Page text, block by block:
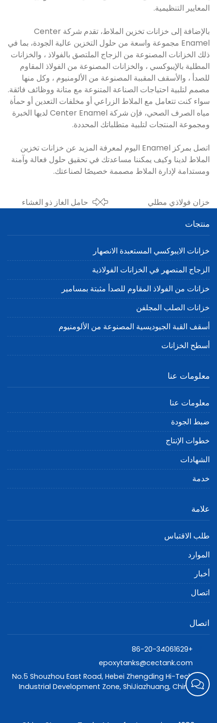
المعايير التنظيمية.
بالإضافة إلى خزانات تخزين الملاط، تقدم شركة Center
Enamel مجموعة واسعة من حلول التخزين عالية الجودة، بما في
ذلك الخزانات المصنوعة من الزجاج الملتصق بالفولاذ ، والخزانات
المطلية بالإيبوكسي ، والخزانات المصنوعة من الفولاذ المقاوم
للصدأ ، والأسقف المقببة المصنوعة من الألومنيوم ، وكل منها
مصمم لتلبية احتياجات الصناعة المتنوعة مع متانة ووظائف فائقة.
سواء كنت تتعامل مع الملاط الزراعي أو مخلفات التعدين أو حمأة
مياه الصرف الصحي، فإن شركة Center Enamel لديها الخبرة
ومجموعة المنتجات لتلبية متطلباتك المحددة.
اتصل بمركز Enamel اليوم لمعرفة المزيد عن خزانات تخزين
الملاط لدينا وكيف يمكننا مساعدتك في تحقيق حلول فعالة وآمنة
ومستدامة لإدارة الملاط مصممة خصيصًا لصناعتك.
خزان فولاذي مطلي
حلول موثوقة وطويلة الأمد
حامل الغاز ذو الغشاء
منتجات
خزانات الايبوكسي المستعبدة الانصهار
الزجاج المنصهر في الخزانات الفولاذية
خزانات من الفولاذ المقاوم للصدأ مثبتة بمسامير
خزانات الصلب المجلفن
أسقف القبة الجيوديسية المصنوعة من الألومنيوم
أسطح الخزانات
معلومات عنا
معلومات عنا
ضبط الجودة
خطوات الإنتاج
الشهادات
خدمة
علامة
طلب الاقتباس
الموارد
أخبار
اتصال
اتصال
+86-20-34061629
epoxytanks@cectank.com
No.5 Shouzhou East Road, Hebei Zhengding Hi-Tech
Industrial Development Zone, ShiJiazhuang, China